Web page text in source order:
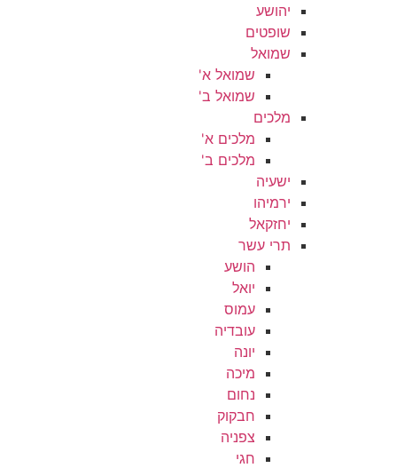
יהושע
שופטים
שמואל
שמואל א'
שמואל ב'
מלכים
מלכים א'
מלכים ב'
ישעיה
ירמיהו
יחזקאל
תרי עשר
הושע
יואל
עמוס
עובדיה
יונה
מיכה
נחום
חבקוק
צפניה
חגי